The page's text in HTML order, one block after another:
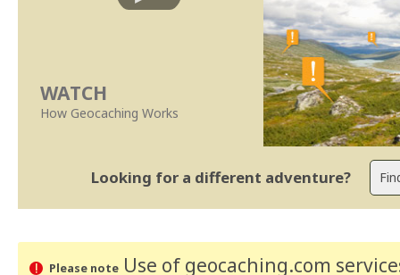
WATCH
How Geocaching Works
Looking for a different adventure?
Please noteUse of geocaching.com